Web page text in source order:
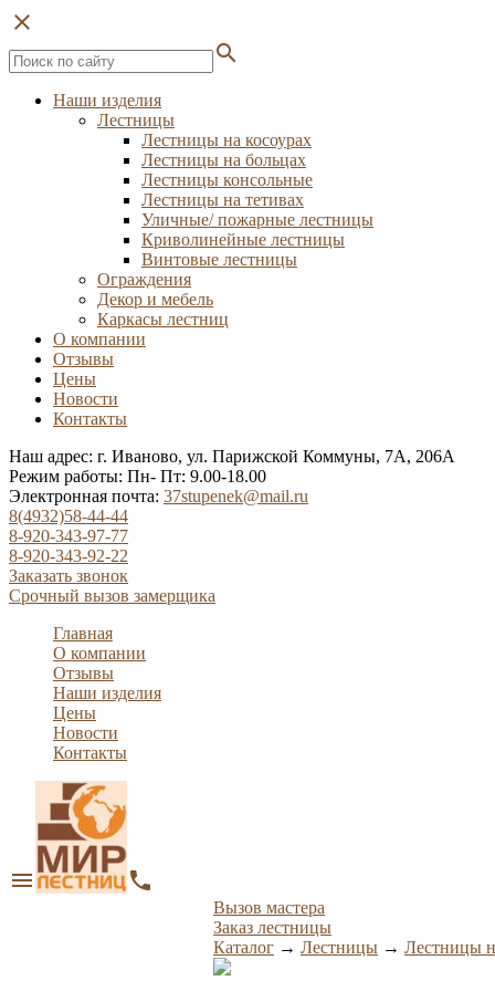
close
search
Наши изделия
Лестницы
Лестницы на косоурах
Лестницы на больцах
Лестницы консольные
Лестницы на тетивах
Уличные/ пожарные лестницы
Криволинейные лестницы
Винтовые лестницы
Ограждения
Декор и мебель
Каркасы лестниц
О компании
Отзывы
Цены
Новости
Контакты
Наш адрес: г. Иваново, ул. Парижской Коммуны, 7А, 206А
Режим работы: Пн- Пт: 9.00-18.00
Электронная почта: 37stupenek@mail.ru
8(4932)58-44-44
8-920-343-97-77
8-920-343-92-22
Заказать звонок
Срочный вызов замерщика
Главная
О компании
Отзывы
Наши изделия
Цены
Новости
Контакты
menu phone
Вызов мастера
Заказ лестницы
Каталог → Лестницы → Лестницы